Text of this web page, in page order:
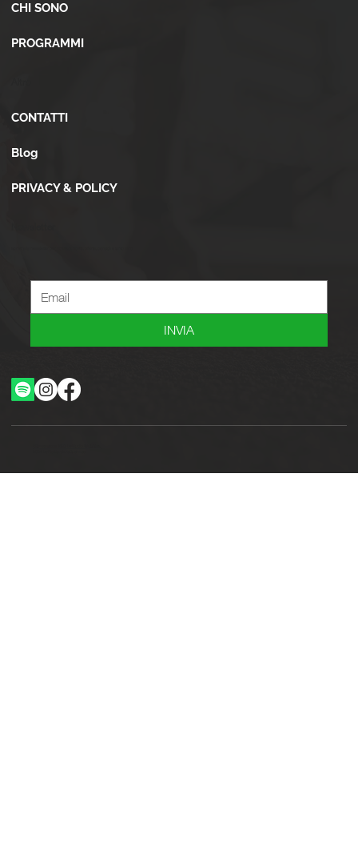
CHI SONO
PROGRAMMI
CONTATTI
Blog
PRIVACY & POLICY
INVIA